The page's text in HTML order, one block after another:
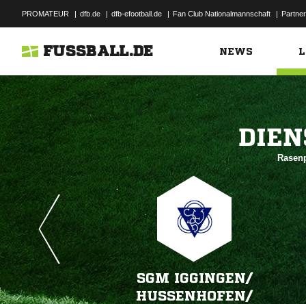
PROMATEUR | dfb.de | dfb-efootball.de | Fan Club Nationalmannschaft | Partner
FUSSBALL.DE NEWS
SGM IGGINGEN/​
HUSSENHOFEN/​